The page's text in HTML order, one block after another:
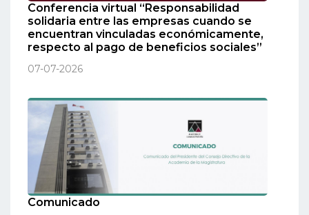
Conferencia virtual “Responsabilidad
solidaria entre las empresas cuando se
encuentran vinculadas económicamente,
respecto al pago de beneficios sociales”
07-07-2026
Comunicado